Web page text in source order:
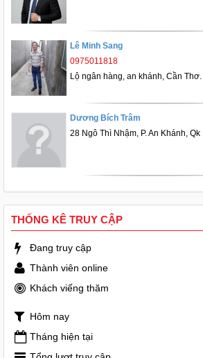
Lê Minh Sang
0975011818
Lộ ngân hàng, an khánh, Cần Thơ.
Dương Bích Trâm
28 Ngô Thì Nhậm, P. An Khánh, Qk
THỐNG KÊ TRUY CẬP
Đang truy cập
Thành viên online
Khách viếng thăm
Hôm nay
Tháng hiện tại